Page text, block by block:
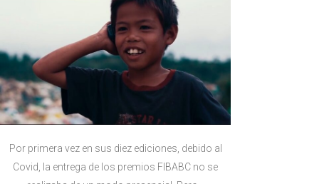
Por primera vez en sus diez ediciones, debido al
Covid, la entrega de los premios FIBABC no se